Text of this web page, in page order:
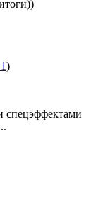
)
спецэффектами